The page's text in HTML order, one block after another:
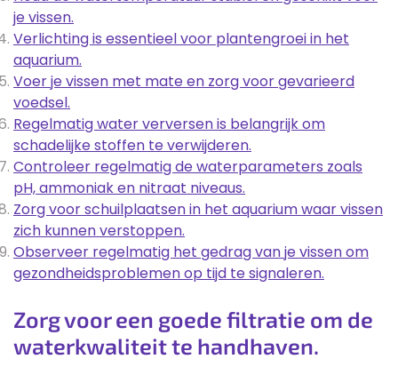
je vissen.
Verlichting is essentieel voor plantengroei in het
aquarium.
Voer je vissen met mate en zorg voor gevarieerd
voedsel.
Regelmatig water verversen is belangrijk om
schadelijke stoffen te verwijderen.
Controleer regelmatig de waterparameters zoals
pH, ammoniak en nitraat niveaus.
Zorg voor schuilplaatsen in het aquarium waar vissen
zich kunnen verstoppen.
Observeer regelmatig het gedrag van je vissen om
gezondheidsproblemen op tijd te signaleren.
Zorg voor een goede filtratie om de
waterkwaliteit te handhaven.